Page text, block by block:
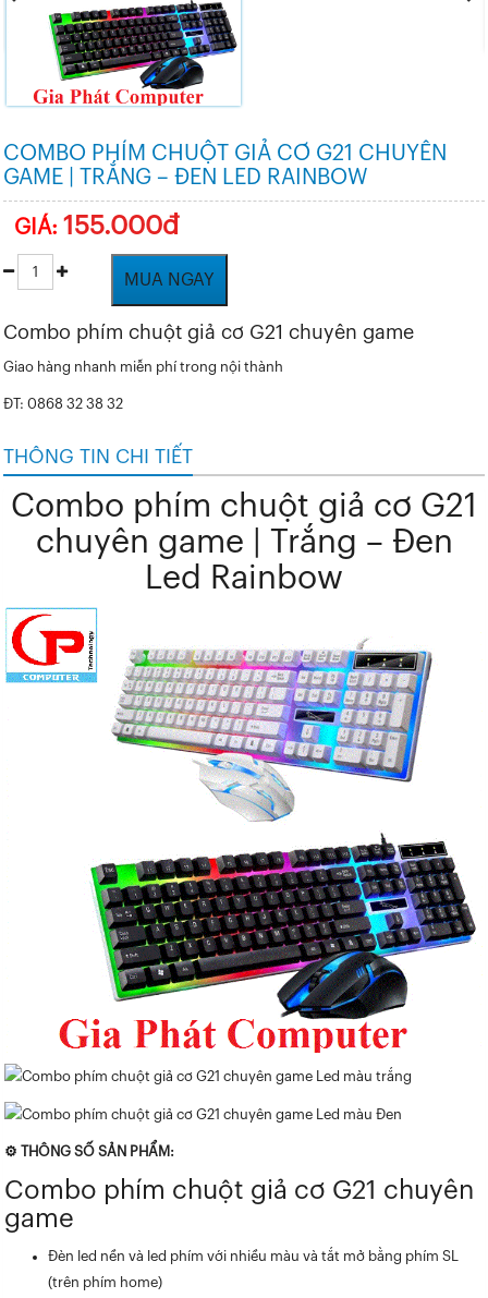
COMBO PHÍM CHUỘT GIẢ CƠ G21 CHUYÊN
GAME | TRẮNG – ĐEN LED RAINBOW
GIÁ: 155.000đ
MUA NGAY
Combo phím chuột giả cơ G21 chuyên game
Giao hàng nhanh miễn phí trong nội thành
ĐT: 0868 32 38 32
THÔNG TIN CHI TIẾT
Combo phím chuột giả cơ G21
chuyên game | Trắng – Đen
Led Rainbow
⚙ THÔNG SỐ SẢN PHẨM:
Combo phím chuột giả cơ G21 chuyên
game
Đèn led nền và led phím với nhiều màu và tắt mở bằng phím SL
(trên phím home)